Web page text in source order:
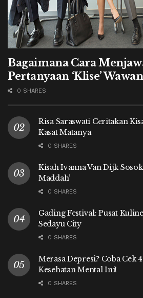
Bagaimana Cara
Pertanyaan ‘Klise’
0 SHARES
Risa Saraswati Ceritakan
Kasat Matanya
0 SHARES
Kisah Ivanna Van Dijk
Maddah’
0 SHARES
Gading Festival: Pusat
Sedayu City
0 SHARES
Merasa Depresi? Coba Cek
Kesehatan Mental Ini!
0 SHARES